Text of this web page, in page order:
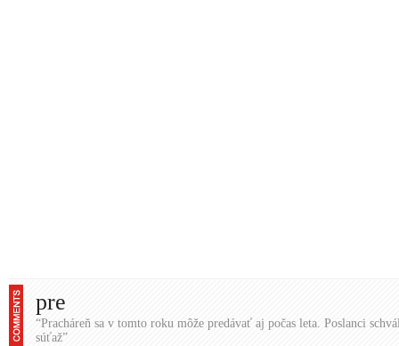
pre
“Pracháreň sa v tomto roku môže predávať aj počas leta. Poslanci
súťaž”